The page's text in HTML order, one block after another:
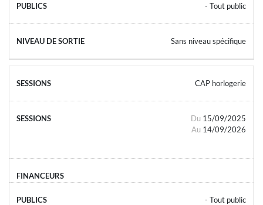
- Tout public
Sans niveau spécifique
CAP horlogerie
Du 15/09/2025
Au 14/09/2026
- Tout public